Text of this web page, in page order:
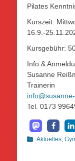
Pilates
Kurszeit:
16.9.-
Kursgebühr:
Info &
Susanne
Trainerin
Tel. 0173
Kategorien
Aktuelles